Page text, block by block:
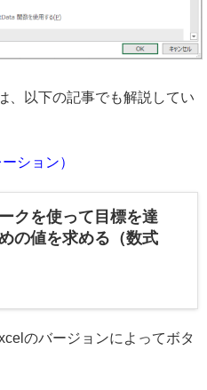
、以下の記事でも解説してい
ション）
クを使って目標を達
の値を求める（数式
のバージョンによってボタ